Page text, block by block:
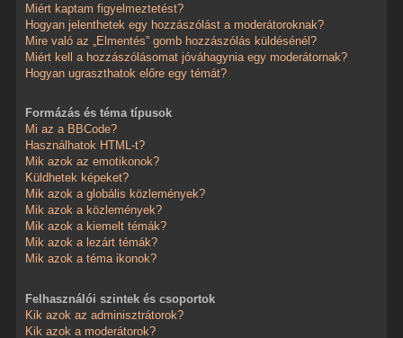
Miért kaptam figyelmeztetést?
Hogyan jelenthetek egy hozzászólást a moderátoroknak?
Mire való az „Elmentés” gomb hozzászólás küldésénél?
Miért kell a hozzászólásomat jóváhagynia egy moderátornak?
Hogyan ugraszthatok előre egy témát?
Formázás és téma típusok
Mi az a BBCode?
Használhatok HTML-t?
Mik azok az emotikonok?
Küldhetek képeket?
Mik azok a globális közlemények?
Mik azok a közlemények?
Mik azok a kiemelt témák?
Mik azok a lezárt témák?
Mik azok a téma ikonok?
Felhasználói szintek és csoportok
Kik azok az adminisztrátorok?
Kik azok a moderátorok?